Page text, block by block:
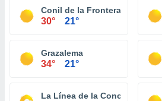
Conil de la Frontera
30° 21°
Grazalema
34° 21°
La Línea de la Concepción